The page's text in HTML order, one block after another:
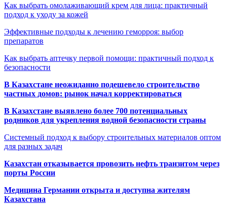
Как выбрать омолаживающий крем для лица: практичный
подход к уходу за кожей
Эффективные подходы к лечению геморроя: выбор
препаратов
Как выбрать аптечку первой помощи: практичный подход к
безопасности
В Казахстане неожиданно подешевело строительство
частных домов: рынок начал корректироваться
В Казахстане выявлено более 700 потенциальных
родников для укрепления водной безопасности страны
Системный подход к выбору строительных материалов оптом
для разных задач
Казахстан отказывается провозить нефть транзитом через
порты России
Медицина Германии открыта и доступна жителям
Казахстана